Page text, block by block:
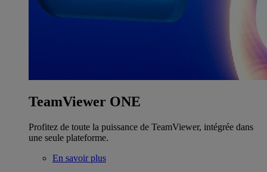
TeamViewer ONE
Profitez de toute la puissance de TeamViewer, intégrée dans
une seule plateforme.
En savoir plus